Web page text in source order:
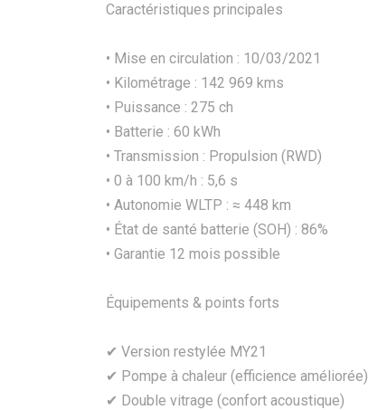
Caractéristiques principales
• Mise en circulation : 10/03/2021
• Kilométrage : 142 969 kms
• Puissance : 275 ch
• Batterie : 60 kWh
• Transmission : Propulsion (RWD)
• 0 à 100 km/h : 5,6 s
• Autonomie WLTP : ≈ 448 km
• État de santé batterie (SOH) : 86%
• Garantie 12 mois possible
Équipements & points forts
✔ Version restylée MY21
✔ Pompe à chaleur (efficience améliorée)
✔ Double vitrage (confort acoustique)